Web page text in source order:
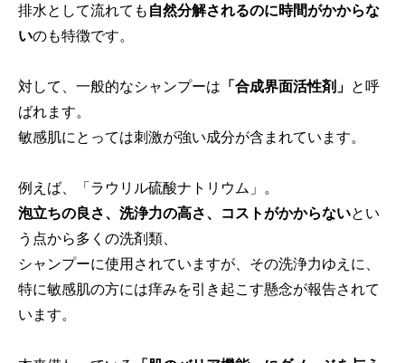
排水として流れても 自然分解されるのに時間がかからな
いのも特徴です。
対して、一般的なシャンプーは 「合成界面活性剤」 と呼
ばれます。
敏感肌にとっては刺激が強い成分が含まれています。
例えば、「ラウリル硫酸ナトリウム」。
泡立ちの良さ、洗浄力の高さ、コストがかからないとい
う点から多くの洗剤類、
シャンプーに使用されていますが、その洗浄力ゆえに、
特に敏感肌の方には痒みを引き起こす懸念が報告されて
います。